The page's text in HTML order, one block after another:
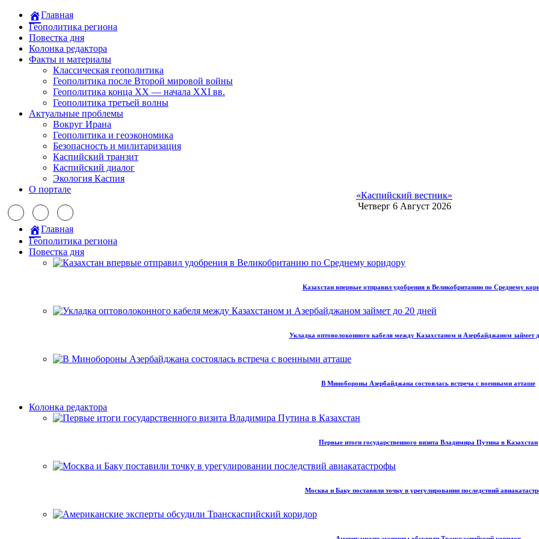
Главная
Геополитика региона
Повестка дня
Колонка редактора
Факты и материалы
Классическая геополитика
Геополитика после Второй мировой войны
Геополитика конца XX — начала XXI вв.
Геополитика третьей волны
Актуальные проблемы
Вокруг Ирана
Геополитика и геоэкономика
Безопасность и милитаризация
Каспийский транзит
Каспийский диалог
Экология Каспия
О портале
«Каспийский вестник»
Четверг 6 Август 2026
Главная
Геополитика региона
Повестка дня
Казахстан впервые отправил удобрения в Великобританию по Среднему
Укладка оптоволоконного кабеля между Казахстаном и Азербайджаном займет
В Минобороны Азербайджана состоялась встреча с военными атташе
Колонка редактора
Первые итоги государственного визита Владимира Путина в Казахстан
Москва и Баку поставили точку в урегулировании последствий